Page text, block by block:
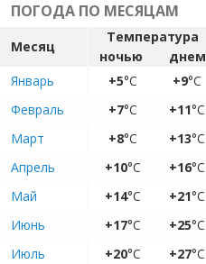
ПОГОДА ПО МЕСЯЦАМ
Месяц
Температура
ночью
днем
Январь
+5°C +9°C
Февраль
+7°C +11°C
Март
+8°C +13°C
Апрель
+10°C +16°C
Май
+14°C +21°C
Июнь
+17°C +25°C
Июль
+20°C +27°C